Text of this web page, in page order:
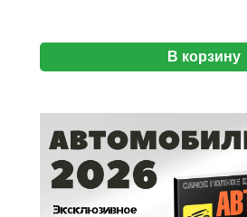
В корзину